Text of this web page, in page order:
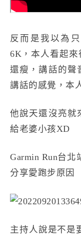
反而是我以為
6K，本人看起
還瘦，講話的聲
講話的感覺，本
他說天還沒亮就
給老婆小孩XD
Garmin Run台
分享愛跑步原因
主持人說是不是